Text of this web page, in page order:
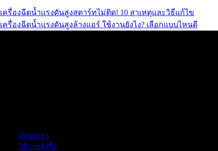
เครื่องฉีดน้ำแรงดันสูงสตาร์ทไม่ติด! 10 สาเหตุและวิธีแก้ไข
เครื่องฉีดน้ำแรงดันสูงล้างแอร์ ใช้งานยังไง? เลือกแบบไหนดี
ติดต่อเรา
วิธีการสั่งซื้อ